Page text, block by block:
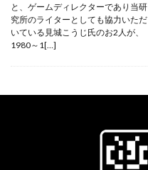
と、ゲームディレクターであり当研
究所のライターとしても協力いただ
いている見城こうじ氏のお2人が、
1980～1[…]